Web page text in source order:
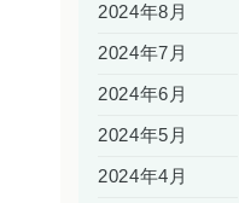
2024年8月
2024年7月
2024年6月
2024年5月
2024年4月